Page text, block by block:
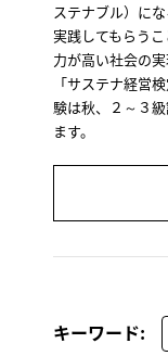
ステナブル）に
実践してもらう
力が高い社会の
「サステナ経営
験は秋、２～３
ます。
キーワード: